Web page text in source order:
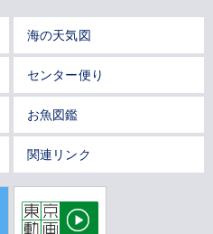
海の天気図
センター便り
お魚図鑑
関連リンク